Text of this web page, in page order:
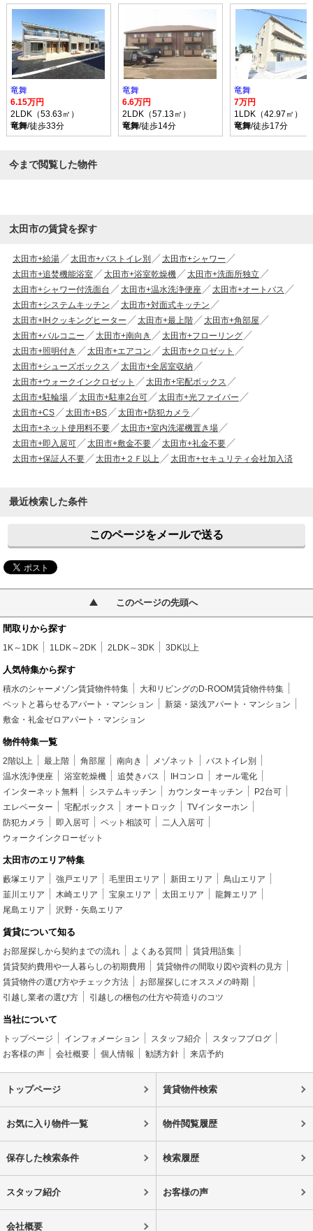
竜舞
6.15万円
2LDK（53.63㎡）
竜舞/徒歩33分
竜舞
6.6万円
2LDK（57.13㎡）
竜舞/徒歩14分
竜舞
7万円
1LDK（42.97㎡）
竜舞/徒歩17分
今まで閲覧した物件
太田市の賃貸を探す
太田市+給湯 太田市+バストイレ別
太田市+シャワー
太田市+追焚機能浴室
太田市+浴室乾燥機
太田市+洗面所独立
太田市+シャワー付洗面台
太田市+温水洗浄便座
太田市+オートバス
太田市+システムキッチン
太田市+対面式キッチン
太田市+IHクッキングヒーター
太田市+最上階
太田市+角部屋
太田市+バルコニー
太田市+南向き
太田市+フローリング
太田市+照明付き
太田市+エアコン
太田市+クロゼット
太田市+シューズボックス
太田市+全居室収納
太田市+ウォークインクロゼット
太田市+宅配ボックス
太田市+駐輪場
太田市+駐車2台可
太田市+光ファイバー
太田市+CS
太田市+BS
太田市+防犯カメラ
太田市+ネット使用料不要
太田市+室内洗濯機置き場
太田市+即入居可
太田市+敷金不要
太田市+礼金不要
太田市+保証人不要
太田市+２Ｆ以上 太田市+セキュリティ会社加入済
最近検索した条件
このページをメールで送る
このページの先頭へ
間取りから探す
1K～1DK 1LDK～2DK 2LDK～3DK 3DK以上
人気特集から探す
積水のシャーメゾン賃貸物件特集
大和リビングのD-ROOM賃貸物件特集
ペットと暮らせるアパート・マンション
新築・築浅アパート・マンション
敷金・礼金ゼロアパート・マンション
物件特集一覧
2階以上 最上階 角部屋 南向き メゾネット
バストイレ別
温水洗浄便座
浴室乾燥機 追焚きバス IHコンロ
オール電化
インターネット無料
システムキッチン カウンターキッチン
P2台可
エレベーター
宅配ボックス オートロック
TVインターホン
防犯カメラ
即入居可 ペット相談可
二人入居可
ウォークインクローゼット
太田市のエリア特集
藪塚エリア 強戸エリア 毛里田エリア 新田エリア
鳥山エリア
韮川エリア
木崎エリア 宝泉エリア 太田エリア
龍舞エリア
尾島エリア
沢野・矢島エリア
賃貸について知る
お部屋探しから契約までの流れ よくある質問
賃貸用語集
賃貸契約費用や一人暮らしの初期費用
賃貸物件の間取り図や資料の見方
賃貸物件の選び方やチェック方法
お部屋探しにオススメの時期
引越し業者の選び方
引越しの梱包の仕方や荷造りのコツ
当社について
トップページ インフォメーション スタッフ紹介
スタッフブログ
お客様の声
会社概要 個人情報 勧誘方針 来店予約
トップページ 賃貸物件検索
お気に入り物件一覧 物件閲覧履歴
保存した検索条件 検索履歴
スタッフ紹介 お客様の声
会社概要